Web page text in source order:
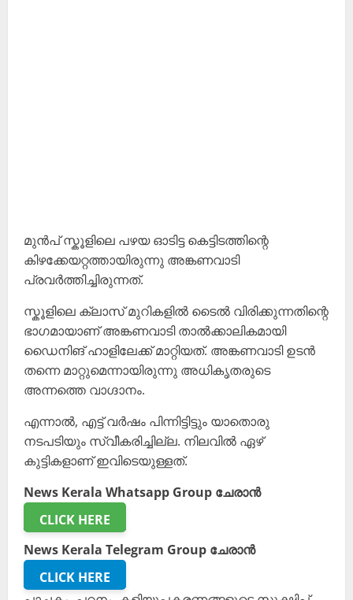
മുൻപ് സ്കൂളിലെ പഴയ ഓടിട്ട കെട്ടിടത്തിന്റെ
കിഴക്കേയറ്റത്തായിരുന്നു അങ്കണവാടി
പ്രവർത്തിച്ചിരുന്നത്.
സ്കൂളിലെ ക്ലാസ് മുറികളിൽ ടൈൽ വിരിക്കുന്നതിന്റെ
ഭാഗമായാണ് അങ്കണവാടി താൽക്കാലികമായി
ഡൈനിങ് ഹാളിലേക്ക് മാറ്റിയത്. അങ്കണവാടി ഉടൻ
തന്നെ മാറ്റുമെന്നായിരുന്നു അധികൃതരുടെ
അന്നത്തെ വാഗ്ദാനം.
എന്നാൽ, എട്ട് വർഷം പിന്നിട്ടിട്ടും യാതൊരു
നടപടിയും സ്വീകരിച്ചില്ല. നിലവിൽ ഏഴ്
കുട്ടികളാണ് ഇവിടെയുള്ളത്.
News Kerala Whatsapp Group ചേരാൻ
CLICK HERE
News Kerala Telegram Group ചേരാൻ
CLICK HERE